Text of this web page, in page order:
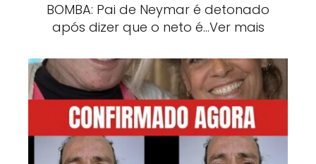
BOMBA: Pai de Neymar é detonado
após dizer que o neto é…Ver mais